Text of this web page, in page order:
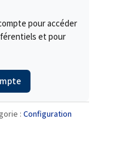
pour accéder
et pour
: Configuration